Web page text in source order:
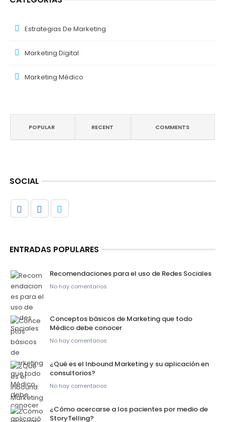
Estrategias De Marketing
Marketing Digital
Marketing Médico
POPULAR RECENT COMMENTS
SOCIAL
ENTRADAS POPULARES
Recomendaciones para el uso de Redes Sociales
No hay comentarios
Conceptos básicos de Marketing que todo
Médico debe conocer
No hay comentarios
¿Qué es el Inbound Marketing y su aplicación en
consultorios?
No hay comentarios
¿Cómo acercarse a los pacientes por medio de
StoryTelling?